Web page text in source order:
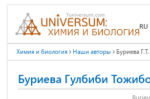
RU
Химия и биология Наши авторы Буриева Г.Т.
Буриева Гулбиби